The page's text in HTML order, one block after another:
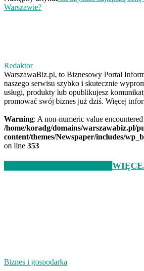
Warszawie?
Redaktor
WarszawaBiz.pl, to Biznesowy Portal
naszego serwisu szybko i skutecznie
usługi, produkty lub opublikujesz
promować swój biznes już dziś. Więcej
Warning: A non-numeric value
/home/koradg/domains/warszawabiz.pl/
content/themes/Newspaper/includes/
on line 353
Biznes i gospodarka